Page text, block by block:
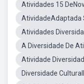
Atividades 15
AtividadeAdaptada
Atividades
A Diversidade De
Atividade
Diversidade